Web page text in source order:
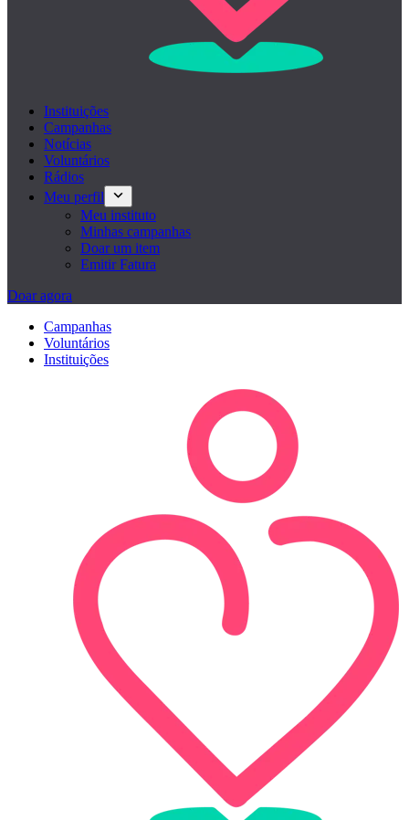
Instituições
Campanhas
Notícias
Voluntários
Rádios
Meu perfil
Meu instituto
Minhas campanhas
Doar um item
Emitir Fatura
Doar agora
Campanhas
Voluntários
Instituições